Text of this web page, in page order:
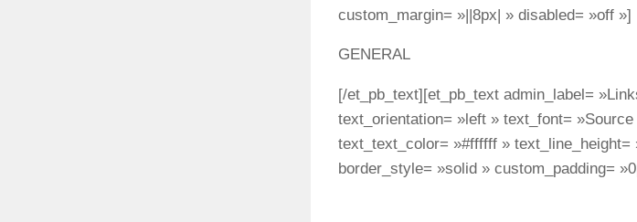
custom_margin= »||8px| » disabled= »off »]
GENERAL
[/et_pb_text][et_pb_text admin_label=
text_orientation= »left » text_font=
text_text_color= »#ffffff »
border_style= »solid » custom_padding=